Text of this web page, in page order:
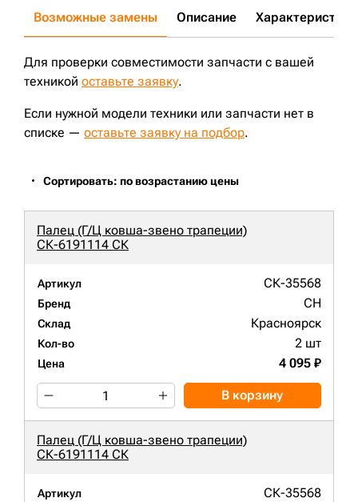
Возможные замены Описание Характеристики
Для проверки совместимости запчасти с вашей
техникой оставьте заявку.
Если нужной модели техники или запчасти нет в
списке — оставьте заявку на подбор.
Сортировать: по возрастанию цены
Палец (Г/Ц ковша-звено трапеции)
СК-6191114 СК
Артикул СК-35568
Бренд CH
Склад Красноярск
Кол-во 2 шт
Цена 4 095 ₽
В корзину
Палец (Г/Ц ковша-звено трапеции)
СК-6191114 СК
Артикул СК-35568